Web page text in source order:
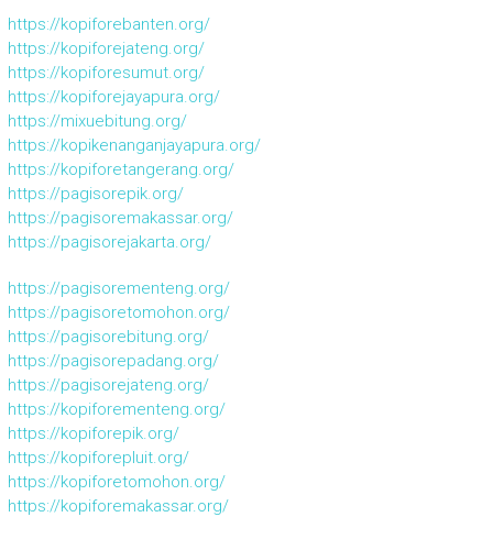
https://kopiforebanten.org/
https://kopiforejateng.org/
https://kopiforesumut.org/
https://kopiforejayapura.org/
https://mixuebitung.org/
https://kopikenanganjayapura.org/
https://kopiforetangerang.org/
https://pagisorepik.org/
https://pagisoremakassar.org/
https://pagisorejakarta.org/
https://pagisorementeng.org/
https://pagisoretomohon.org/
https://pagisorebitung.org/
https://pagisorepadang.org/
https://pagisorejateng.org/
https://kopiforementeng.org/
https://kopiforepik.org/
https://kopiforepluit.org/
https://kopiforetomohon.org/
https://kopiforemakassar.org/